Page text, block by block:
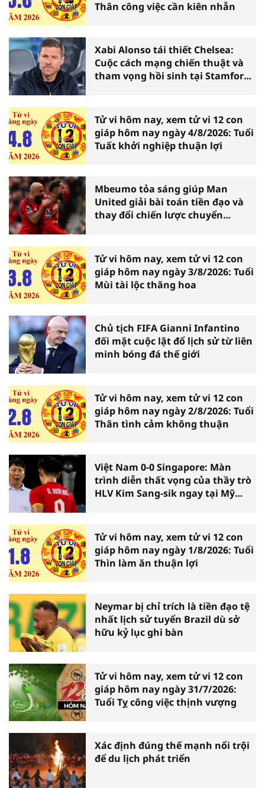
Thân công việc cần kiên nhẫn
Xabi Alonso tái thiết Chelsea:
Cuộc cách mạng chiến thuật và
tham vọng hồi sinh tại Stamford
Tử vi hôm nay, xem tử vi 12 con
giáp hôm nay ngày 4/8/2026: Tuổi
Tuất khởi nghiệp thuận lợi
Mbeumo tỏa sáng giúp Man
United giải bài toán tiền đạo và
thay đổi chiến lược chuyển
Tử vi hôm nay, xem tử vi 12 con
giáp hôm nay ngày 3/8/2026: Tuổi
Mùi tài lộc thăng hoa
Chủ tịch FIFA Gianni Infantino
đối mặt cuộc lật đổ lịch sử từ liên
minh bóng đá thế giới
Tử vi hôm nay, xem tử vi 12 con
giáp hôm nay ngày 2/8/2026: Tuổi
Thân tình cảm không thuận
Việt Nam 0-0 Singapore: Màn
trình diễn thất vọng của thầy trò
HLV Kim Sang-sik ngay tại Mỹ
Tử vi hôm nay, xem tử vi 12 con
giáp hôm nay ngày 1/8/2026: Tuổi
Thìn làm ăn thuận lợi
Neymar bị chỉ trích là tiền đạo tệ
nhất lịch sử tuyển Brazil dù sở
hữu kỷ lục ghi bàn
Tử vi hôm nay, xem tử vi 12 con
giáp hôm nay ngày 31/7/2026:
Tuổi Tỵ công việc thịnh vượng
Xác định đúng thế mạnh nổi trội
để du lịch phát triển